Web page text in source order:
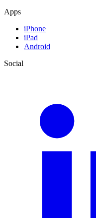
Apps
iPhone
iPad
Android
Social